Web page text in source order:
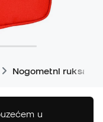
Nogometni ruksaci
u